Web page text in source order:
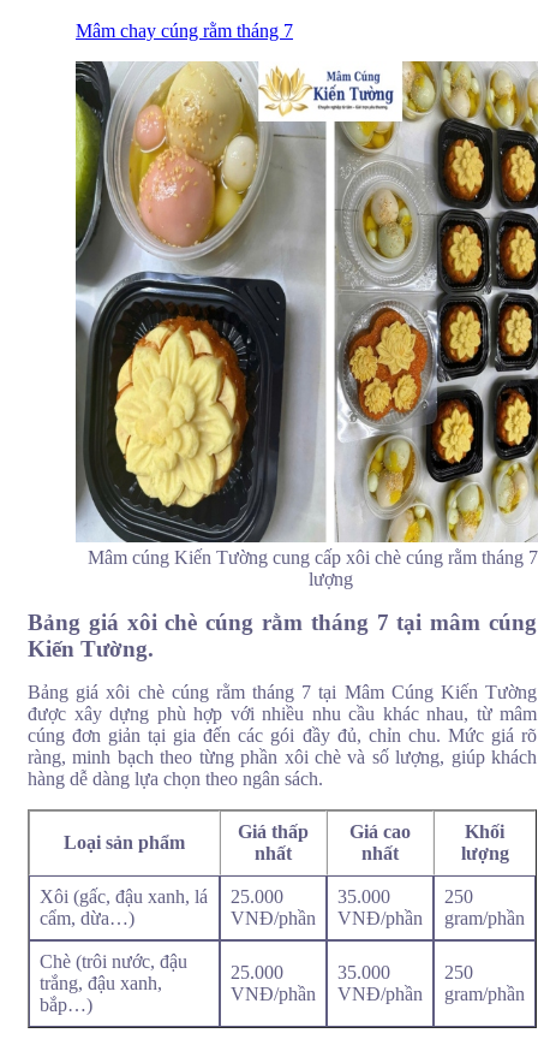
Khi chuẩn bị mâm cúng rằm tháng 7, xôi chè không chỉ cần ngon
mà còn phải được trình bày chỉn chu, sạch sẽ và phù hợp với ý
nghĩa ngày lễ. Mâm Cúng Kiến Tường mang đến dịch vụ đặt xôi
chè cúng rằm tháng 7 tiện lợi, giúp khách hàng tiết kiệm thời gian
nhưng vẫn có mâm lễ trang trọng.
Giá cả hợp lý, minh bạch: Báo giá rõ ràng theo từng phần xôi
chè, từng gói mâm cúng, không phát sinh chi phí ngoài khi đã
thống nhất với khách.
Xôi chè ngon, mềm dẻo, chuẩn lễ: Xôi được nấu dẻo thơm,
chè có vị ngọt vừa phải, trình bày đẹp mắt, phù hợp để dâng
cúng gia tiên, cúng Phật hoặc cúng rằm tháng 7 tại nhà.
Giao hàng tận nơi, hỗ trợ setup miễn phí: Khách hàng được
giao xôi chè đúng giờ, đúng địa chỉ và hỗ trợ sắp xếp mâm
cúng tận nhà khi cần.
Tư vấn tận tình: Đội ngũ Kiến Tường hỗ trợ khách chọn loại
xôi chè, số lượng và gói mâm cúng phù hợp với nhu cầu,
phong tục và ngân sách.
Lý do nên chọn đặt xôi chè cúng rằm tháng 7 ở Kiến Tường
Hình ảnh xôi chè thực tế của Kiến Tường
Mâm chay cúng rằm tháng 7
Mâm cúng Kiến Tường cung cấp xôi chè cúng rằm tháng
lượng
Bảng giá xôi chè cúng rằm tháng 7 tại mâm cúng
Kiến Tường.
Bảng giá xôi chè cúng rằm tháng 7 tại Mâm Cúng Kiến Tường
được xây dựng phù hợp với nhiều nhu cầu khác nhau, từ mâm
cúng đơn giản tại gia đến các gói đầy đủ, chỉn chu. Mức giá rõ
ràng, minh bạch theo từng phần xôi chè và số lượng, giúp khách
hàng dễ dàng lựa chọn theo ngân sách.
Loại sản phẩm
Giá thấp
nhất
Giá cao
nhất
Khối
lượng
Xôi (gấc, đậu xanh, lá
cẩm, dừa…)
25.000
VNĐ/phần
35.000
VNĐ/phần
250
gram/phần
Chè (trôi nước, đậu
trắng, đậu xanh,
bắp…)
25.000
VNĐ/phần
35.000
VNĐ/phần
250
gram/phần